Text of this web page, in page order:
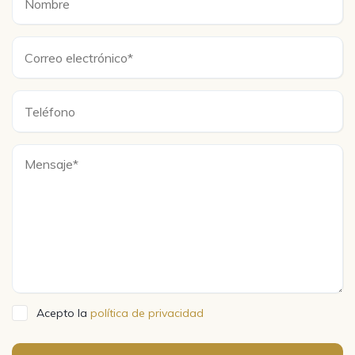
Acepto la política de privacidad